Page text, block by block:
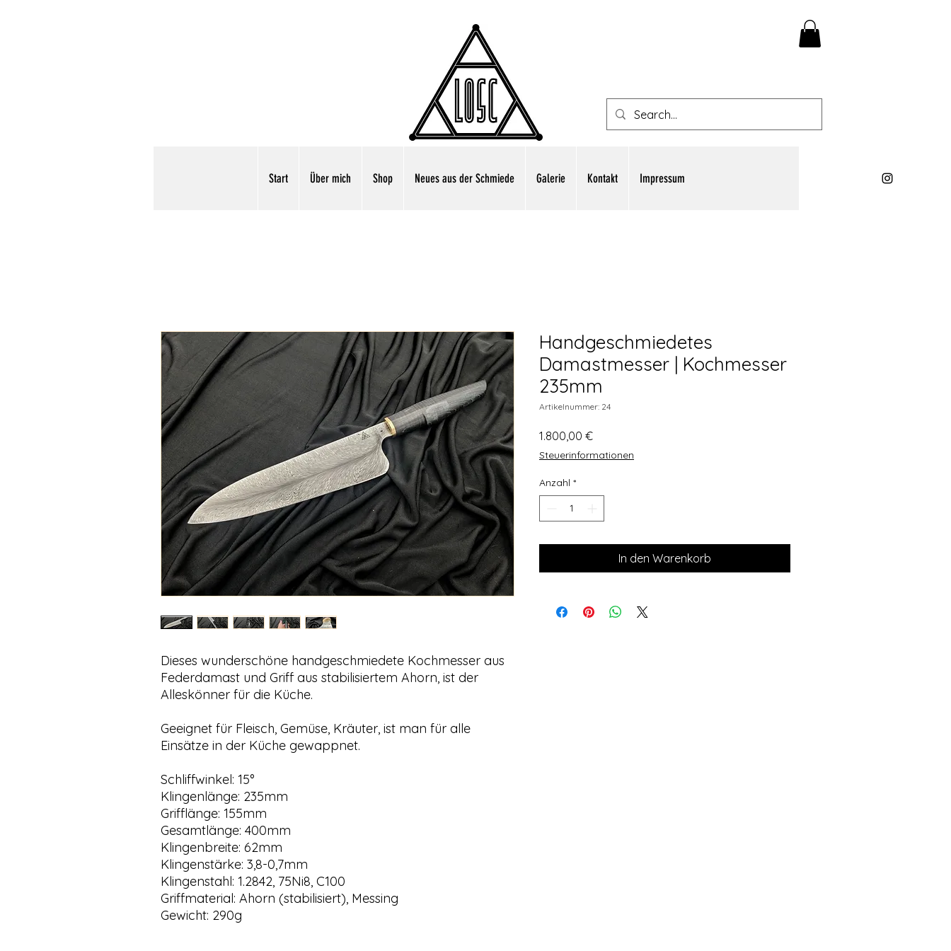
Start Über mich Shop Neues aus der Schmiede Galerie Kontakt Impressum
Dieses wunderschöne handgeschmiedete Kochmesser aus
Federdamast und Griff aus stabilisiertem Ahorn, ist der
Alleskönner für die Küche.
Geeignet für Fleisch, Gemüse, Kräuter, ist man für alle
Einsätze in der Küche gewappnet.
Schliffwinkel: 15°
Klingenlänge: 235mm
Grifflänge: 155mm
Gesamtlänge: 400mm
Klingenbreite: 62mm
Klingenstärke: 3,8-0,7mm
Klingenstahl: 1.2842, 75Ni8, C100
Griffmaterial: Ahorn (stabilisiert), Messing
Gewicht: 290g
Handgeschmiedetes
Damastmesser | Kochmesser
235mm
Artikelnummer: 24
1.800,00 €Preis
Steuerinformationen
Anzahl *
In den Warenkorb